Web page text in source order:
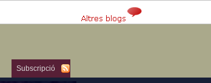
Subscripció